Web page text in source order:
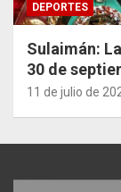
DEPORTES
Sulaimán: La
30 de
11 de julio de